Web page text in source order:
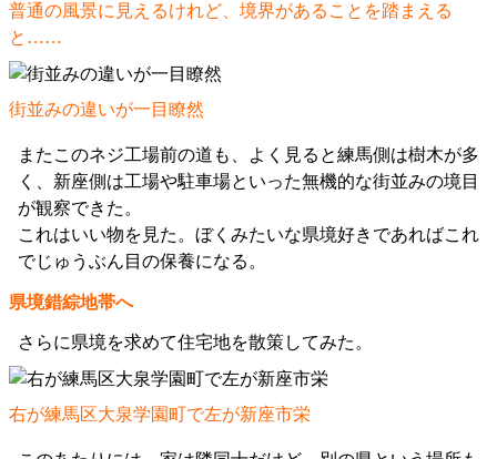
普通の風景に見えるけれど、境界があることを踏まえる
と……
街並みの違いが一目瞭然
またこのネジ工場前の道も、よく見ると練馬側は樹木が多
く、新座側は工場や駐車場といった無機的な街並みの境目
が観察できた。
これはいい物を見た。ぼくみたいな県境好きであればこれ
でじゅうぶん目の保養になる。
県境錯綜地帯へ
さらに県境を求めて住宅地を散策してみた。
右が練馬区大泉学園町で左が新座市栄